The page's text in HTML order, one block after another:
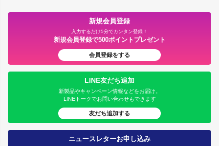
新規会員登録
入力するだけ5分でカンタン登録！
新規会員登録で500ポイントプレゼント
会員登録をする
LINE友だち追加
新製品やキャンペーン情報などをお届け。
LINEトークでお問い合わせもできます
友だち追加する
ニュースレターお申し込み